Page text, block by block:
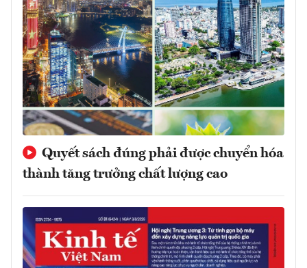
Quyết sách đúng phải được chuyển hóa
thành tăng trưởng chất lượng cao